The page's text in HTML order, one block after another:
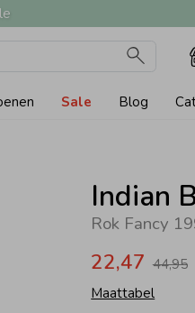
Sale Blog
Indian
Rok Fancy
22,47 44,95
Maattabel